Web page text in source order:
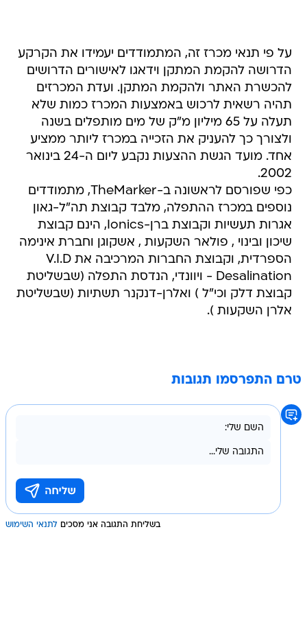
על פי תנאי מכרז זה, המתמודדים יעמידו את הקרקע
הדרושה להקמת המתקן וידאגו לאישורים הדרושים
להכשרת האתר ולהקמת המתקן. ועדת המכרזים
תהיה רשאית לרכוש באמצעות המכרז כמות שלא
תעלה על 65 מיליון מ"ק של מים מותפלים בשנה
ולצורך כך להעניק את הזכייה במכרז ליותר ממציע
אחד. מועד הגשת ההצעות נקבע ליום ה-24 בינואר
2002.
כפי שפורסם לראשונה ב-TheMarker, מתמודדים
נוספים במכרז ההתפלה, מלבד קבוצת תה"ל-גאון
אגרות תעשיות וקבוצת ברן-Ionics, הינם קבוצת
שיכון ובינוי , פולאר השקעות , אשקוגן וחברת אינימה
הספרדית, וקבוצת החברות המרכיבה את V.I.D
Desalination - ויוונדי, הנדסת התפלה (שבשליטת
קבוצת דלק וכי"ל ) ואלרן-דנקנר תשתיות (שבשליטת
אלרן השקעות ).
טרם התפרסמו תגובות
בשליחת התגובה אני מסכים לתנאי השימוש